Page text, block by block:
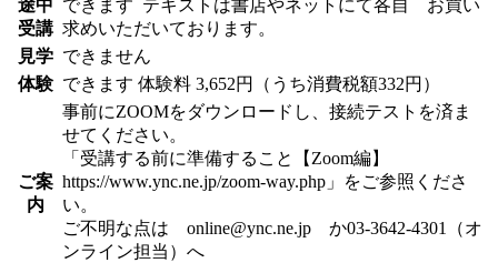
途中
受講
できます テキストは書店やネットにて各自 お買い
求めいただいております。
見学 できません
体験 できます 体験料 3,652円（うち消費税額332円）
ご案
内
事前にZOOMをダウンロードし、接続テストを済ま
せてください。
「受講する前に準備すること【Zoom編】
https://www.ync.ne.jp/zoom-way.php」をご参照くださ
い。
ご不明な点は online@ync.ne.jp か03-3642-4301（オ
ンライン担当）へ